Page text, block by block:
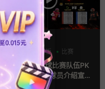
AE模板
字幕模板 比赛
ae体育模板 足球比赛队伍PK
比分牌对决卡片球员介绍宣传
视频AE模板